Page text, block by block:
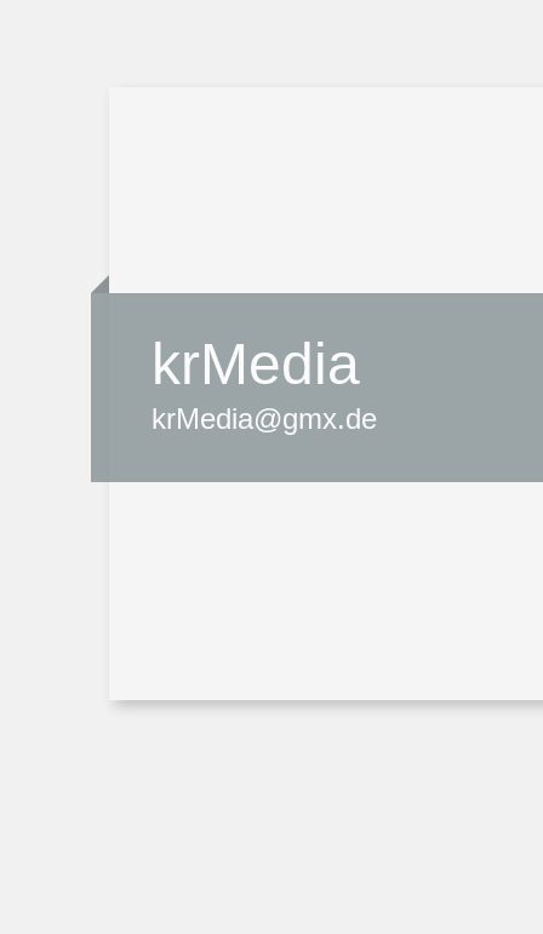
krMedia
krMedia@gmx.de